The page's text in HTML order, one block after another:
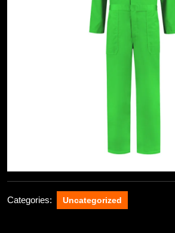
Categories: Uncategorized